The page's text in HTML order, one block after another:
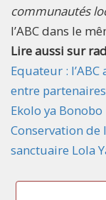
communautés
l’ABC dans le
Lire aussi sur
Equateur :
entre
Ekolo ya Bonobo
Conservation de
sanctuaire Lola